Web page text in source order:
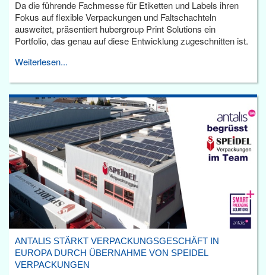
Da die führende Fachmesse für Etiketten und Labels ihren
Fokus auf flexible Verpackungen und Faltschachteln
ausweitet, präsentiert hubergroup Print Solutions ein
Portfolio, das genau auf diese Entwicklung zugeschnitten ist.
Weiterlesen...
ANTALIS STÄRKT VERPACKUNGSGESCHÄFT IN
EUROPA DURCH ÜBERNAHME VON SPEIDEL
VERPACKUNGEN